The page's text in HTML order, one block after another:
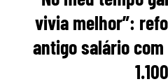
vivia melhor”:
antigo salário